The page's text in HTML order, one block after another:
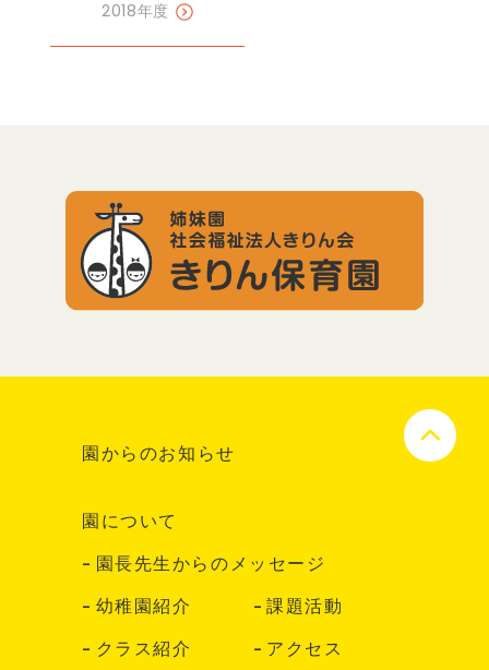
2018年度
園からのお知らせ
園について
園長先生からのメッセージ
幼稚園紹介
課題活動
クラス紹介
アクセス